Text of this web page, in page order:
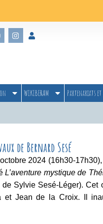
WIKIBERAM Partenariats et
de Bernard Sesé
2024 (16h30-
L’aventure mystique de
Sylvie Sesé-Léger). Cet
et Jean de la Croix. Il